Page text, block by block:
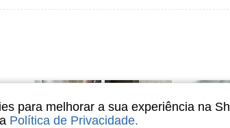
para melhorar a sua experiência na
Política de Privacidade.